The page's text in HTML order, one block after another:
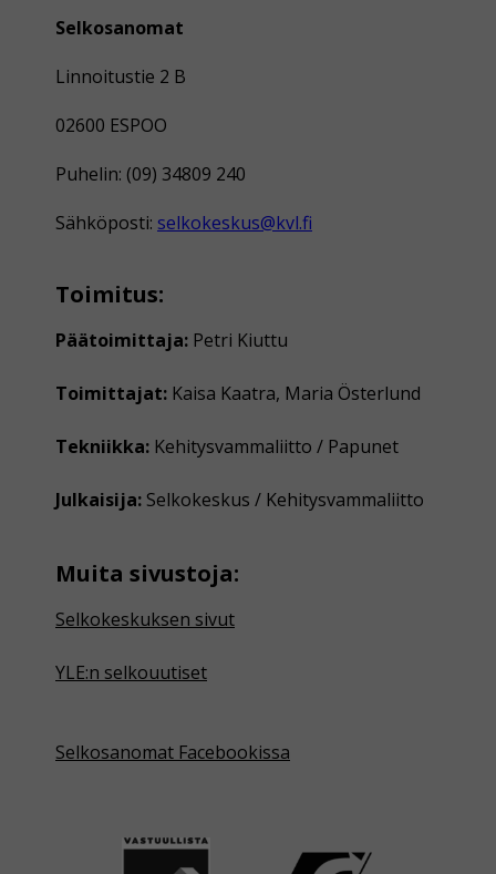
Selkosanomat
Linnoitustie 2 B
02600 ESPOO
Puhelin: (09) 34809 240
Sähköposti: selkokeskus@kvl.fi
Toimitus:
Päätoimittaja: Petri Kiuttu
Toimittajat: Kaisa Kaatra, Maria Österlund
Tekniikka: Kehitysvammaliitto / Papunet
Julkaisija: Selkokeskus / Kehitysvammaliitto
Muita sivustoja:
Selkokeskuksen sivut
YLE:n selkouutiset
Selkosanomat Facebookissa